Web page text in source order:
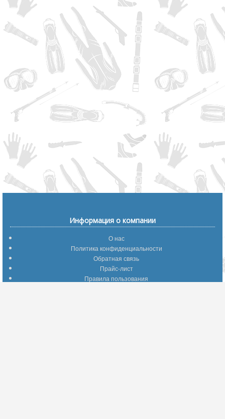
Информация о компании
О нас
Политика конфиденциальности
Обратная связь
Прайс-лист
Правила пользования